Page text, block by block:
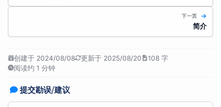
下一页
简介
创建于 2024/08/08 更新于 2025/08/20
108 字
阅读约 1 分钟
提交勘误/建议